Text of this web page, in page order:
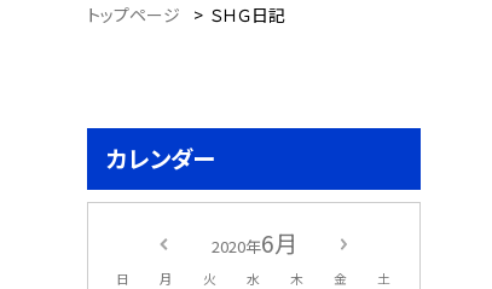
トップページ > ＳＨＧ日記
カレンダー
2020年6月
日 月 火 水 木 金 土